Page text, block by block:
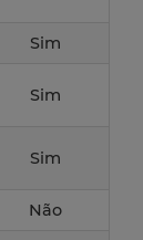
Sim
Sim
Sim
Não